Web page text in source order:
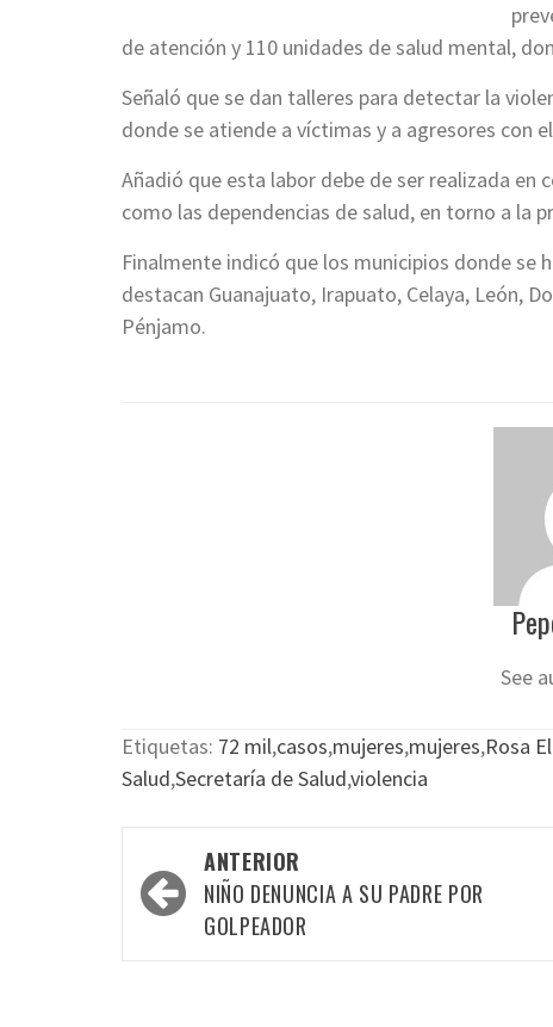
de atención y 110 unidades de salud mental,
Señaló que se dan talleres para detectar la
donde se atiende a víctimas y a agresores con
Añadió que esta labor debe de ser realizada
como las dependencias de salud, en torno a la
Finalmente indicó que los municipios donde se
destacan Guanajuato, Irapuato, Celaya, León,
Pénjamo.
See
Etiquetas: 72 mil,casos,mujeres,mujeres,Rosa
Salud,Secretaría de Salud,violencia
Navegación
por
ANTERIOR
NIÑO DENUNCIA A SU PADRE POR
GOLPEADOR